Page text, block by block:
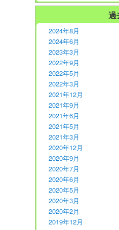
過
2024年8月
2024年6月
2023年3月
2022年9月
2022年5月
2022年3月
2021年12月
2021年9月
2021年6月
2021年5月
2021年3月
2020年12月
2020年9月
2020年7月
2020年6月
2020年5月
2020年3月
2020年2月
2019年12月